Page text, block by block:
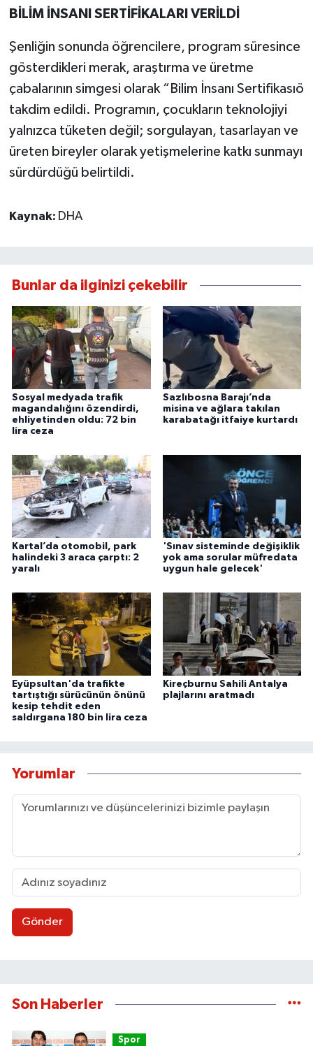
BİLİM İNSANI SERTİFİKALARI VERİLDİ
Şenliğin sonunda öğrencilere, program süresince
gösterdikleri merak, araştırma ve üretme
çabalarının simgesi olarak “Bilim İnsanı Sertifikasıö
takdim edildi. Programın, çocukların teknolojiyi
yalnızca tüketen değil; sorgulayan, tasarlayan ve
üreten bireyler olarak yetişmelerine katkı sunmayı
sürdürdüğü belirtildi.
Kaynak: DHA
Bunlar da ilginizi çekebilir
Sosyal medyada trafik
magandalığını özendirdi,
ehliyetinden oldu: 72 bin
lira ceza
Sazlıbosna Barajı’nda
misina ve ağlara takılan
karabatağı itfaiye kurtardı
Kartal’da otomobil, park
halindeki 3 araca çarptı: 2
yaralı
'Sınav sisteminde değişiklik
yok ama sorular müfredata
uygun hale gelecek'
Eyüpsultan'da trafikte
tartıştığı sürücünün önünü
kesip tehdit eden
saldırgana 180 bin lira ceza
Kireçburnu Sahili Antalya
plajlarını aratmadı
Yorumlar
Gönder
Son Haberler
Spor